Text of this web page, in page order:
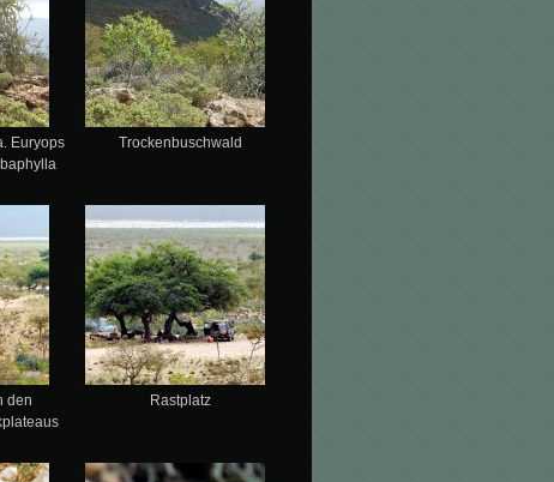
Euryops
Trockenbuschwald
den
Rastplatz